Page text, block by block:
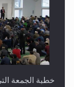
خطبة الجمعة